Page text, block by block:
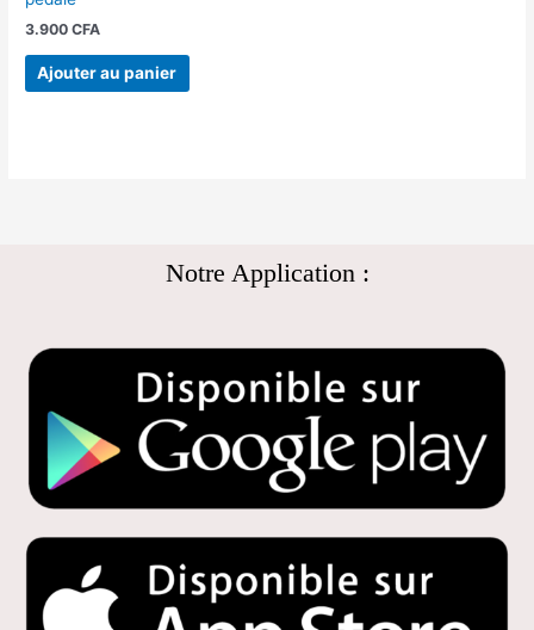
3.900CFA
Ajouter au panier
Notre Application :